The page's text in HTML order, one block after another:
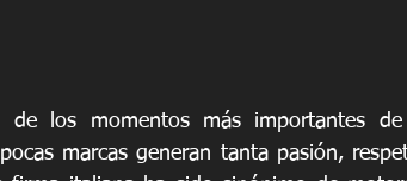
los momentos más importantes de
marcas generan tanta pasión,